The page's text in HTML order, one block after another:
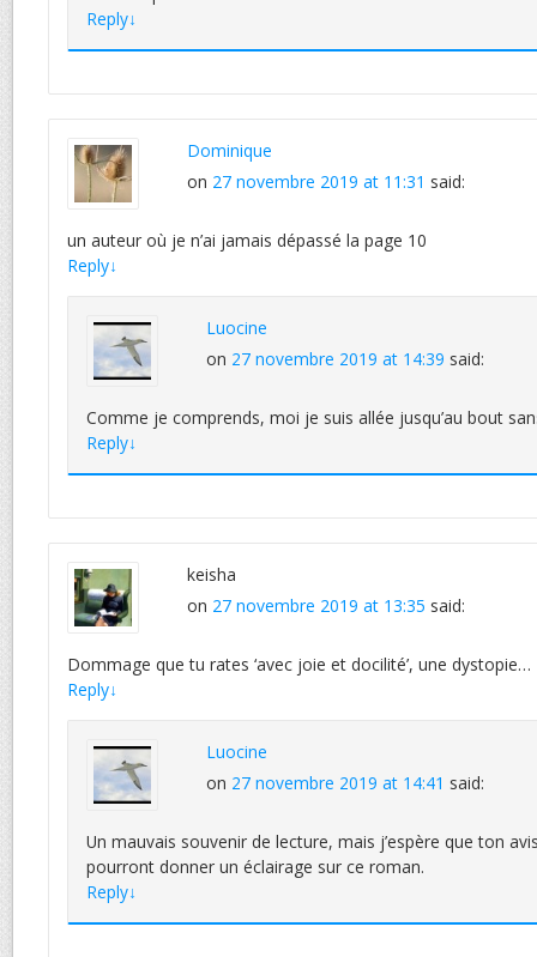
Reply↓
Dominique
on 27 novembre 2019 at 11:31 said:
un auteur où je n’ai jamais dépassé la page 10
Reply↓
Luocine
on 27 novembre 2019 at 14:39 said:
Comme je comprends, moi je suis allée jusqu’au bout
Reply↓
keisha
on 27 novembre 2019 at 13:35 said:
Dommage que tu rates ‘avec joie et docilité’, une dystopie…
Reply↓
Luocine
on 27 novembre 2019 at 14:41 said:
Un mauvais souvenir de lecture, mais j’espère que ton
pourront donner un éclairage sur ce roman.
Reply↓